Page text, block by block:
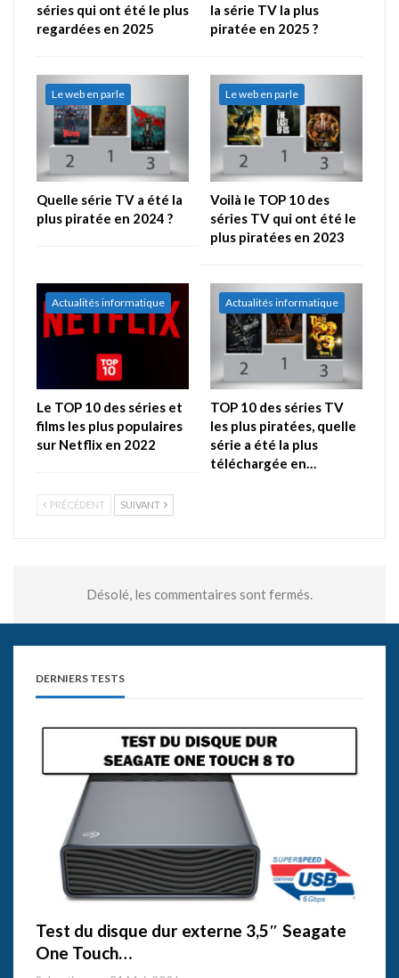
séries qui ont été le plus
regardées en 2025
la série TV la plus
piratée en 2025 ?
Le web en parle
Quelle série TV a été la
plus piratée en 2024 ?
Le web en parle
Voilà le TOP 10 des
séries TV qui ont été le
plus piratées en 2023
Actualités informatique
Le TOP 10 des séries et
films les plus populaires
sur Netflix en 2022
Actualités informatique
TOP 10 des séries TV
les plus piratées, quelle
série a été la plus
téléchargée en…
PRÉCÉDENT SUIVANT
Désolé, les commentaires sont fermés.
DERNIERS TESTS
Test du disque dur externe 3,5″ Seagate
One Touch…